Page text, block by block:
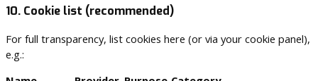
10. Cookie list (recommended)
For full transparency, list cookies here (or via your cookie panel),
e.g.: